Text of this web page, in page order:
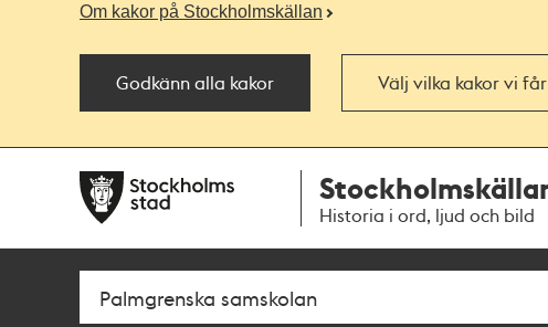
Om kakor på Stockholmskällan
Godkänn alla kakor Välj vilka kakor vi
navigationen
huvudinnehållet
Historia i ord, ljud och bild
Sök